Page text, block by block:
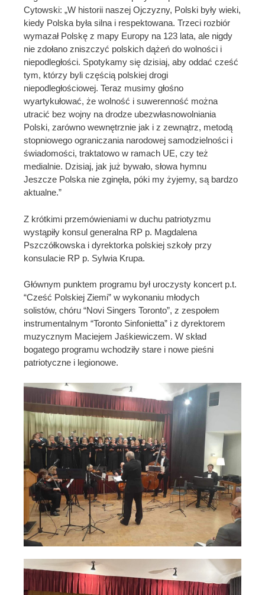
Cytowski: „W historii naszej Ojczyzny, Polski były wieki,
kiedy Polska była silna i respektowana. Trzeci rozbiór
wymazał Polskę z mapy Europy na 123 lata, ale nigdy
nie zdołano zniszczyć polskich dążeń do wolności i
niepodległości. Spotykamy się dzisiaj, aby oddać cześć
tym, którzy byli częścią polskiej drogi
niepodległościowej. Teraz musimy głośno
wyartykułować, że wolność i suwerenność można
utracić bez wojny na drodze ubezwłasnowolniania
Polski, zarówno wewnętrznie jak i z zewnątrz, metodą
stopniowego ograniczania narodowej samodzielności i
świadomości, traktatowo w ramach UE, czy też
medialnie. Dzisiaj, jak już bywało, słowa hymnu
Jeszcze Polska nie zginęła, póki my żyjemy, są bardzo
aktualne.”
Z krótkimi przemówieniami w duchu patriotyzmu
wystąpiły konsul generalna RP p. Magdalena
Pszczółkowska i dyrektorka polskiej szkoły przy
konsulacie RP p. Sylwia Krupa.
Głównym punktem programu był uroczysty koncert p.t.
“Cześć Polskiej Ziemi” w wykonaniu młodych
solistów, chóru “Novi Singers Toronto”, z zespołem
instrumentalnym “Toronto Sinfonietta” i z dyrektorem
muzycznym Maciejem Jaśkiewiczem. W skład
bogatego programu wchodziły stare i nowe pieśni
patriotyczne i legionowe.